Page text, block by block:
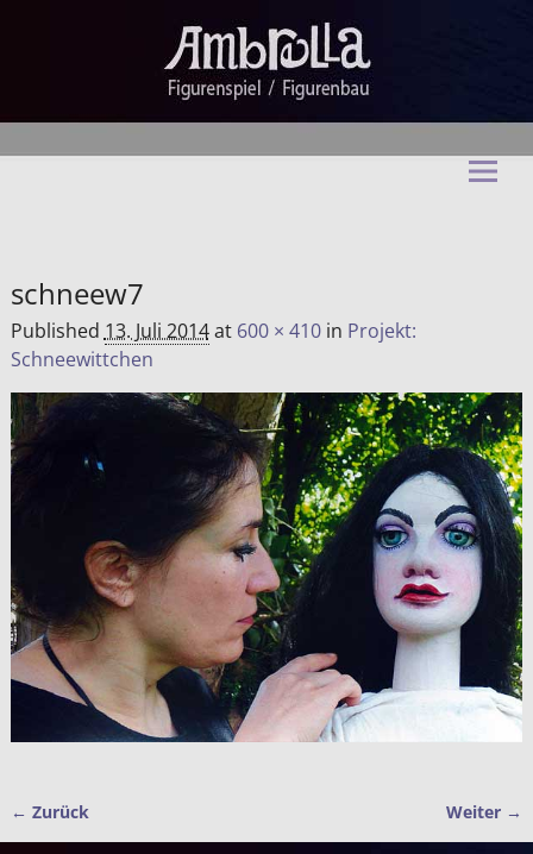
schneew7
Published 13. Juli 2014at 600 × 410in Projekt:
Schneewittchen
Bilder-Navigation
← Zurück Weiter →